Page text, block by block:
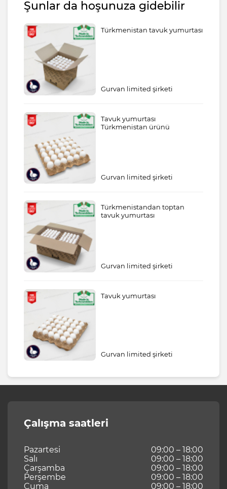
Şunlar da hoşunuza gidebilir
Türkmenistan tavuk yumurtası
Gurvan limited şirketi
Tavuk yumurtası
Türkmenistan ürünü
Gurvan limited şirketi
Türkmenistandan toptan
tavuk yumurtası
Gurvan limited şirketi
Tavuk yumurtası
Gurvan limited şirketi
Çalışma saatleri
Pazartesi
09:00 – 18:00
Salı
09:00 – 18:00
Çarşamba
09:00 – 18:00
Perşembe
09:00 – 18:00
Cuma
09:00 – 18:00